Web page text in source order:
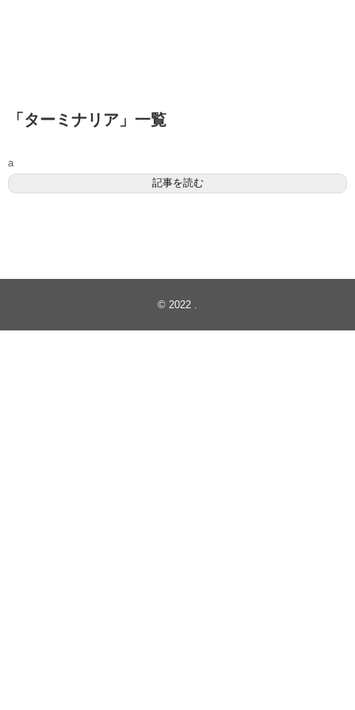
「 ターミナリア 」 一覧
a
記事を読む
© 2022